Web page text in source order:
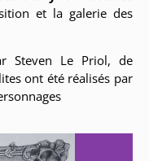
et la galerie des
Steven Le Priol, de
ont été réalisés par